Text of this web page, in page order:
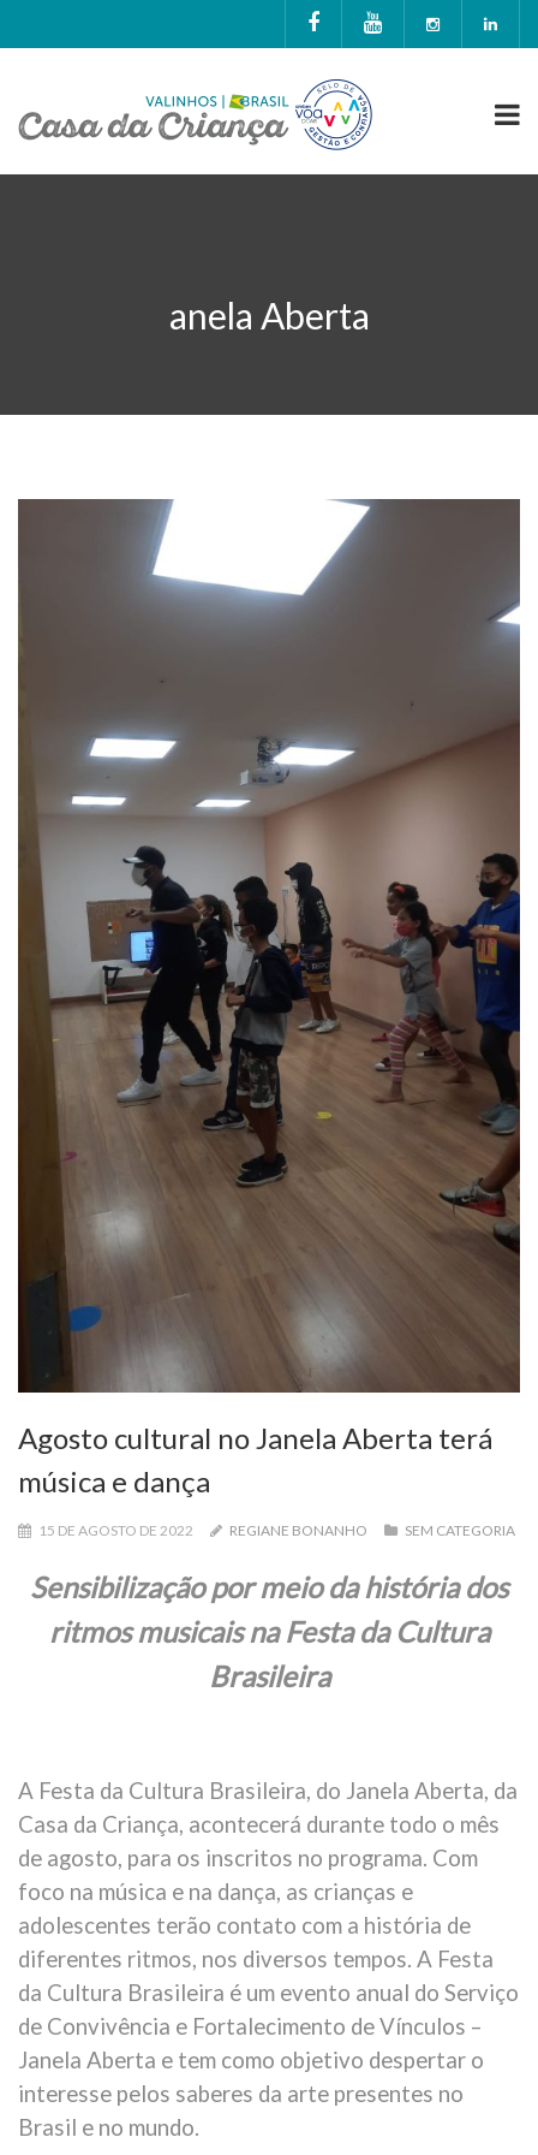
anela Aberta
Agosto cultural no Janela Aberta terá
música e dança
15 DE AGOSTO DE 2022 REGIANE BONANHO SEM CATEGORIA
Sensibilização por meio da história dos
ritmos musicais na Festa da Cultura
Brasileira
A Festa da Cultura Brasileira, do Janela Aberta, da
Casa da Criança, acontecerá durante todo o mês
de agosto, para os inscritos no programa. Com
foco na música e na dança, as crianças e
adolescentes terão contato com a história de
diferentes ritmos, nos diversos tempos. A Festa
da Cultura Brasileira é um evento anual do Serviço
de Convivência e Fortalecimento de Vínculos –
Janela Aberta e tem como objetivo despertar o
interesse pelos saberes da arte presentes no
Brasil e no mundo.